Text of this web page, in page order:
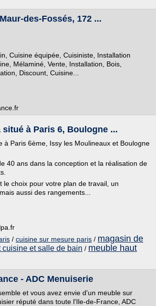
des-Fossés, 172 ...
Cuisine équipée, Cuisiniste, Installation
Mélaminé, Vente, Installation, Bois,
Discount, Cuisine...
à Paris 6, Boulogne ...
Paris 6ème, Issy les Moulineaux et Boulogne
40 ans dans la conception et la réalisation de
le choix pour votre plan de travail, un
aussi des rangements...
/ cuisine sur mesure paris / magasin de
cuisine et salle de bain / meuble haut
- ADC Menuiserie
et vous avez envie d'un meuble sur
réputé dans toute l'Ile-de-France, ADC